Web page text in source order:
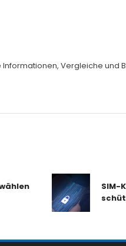
Vergleiche und
SIM-